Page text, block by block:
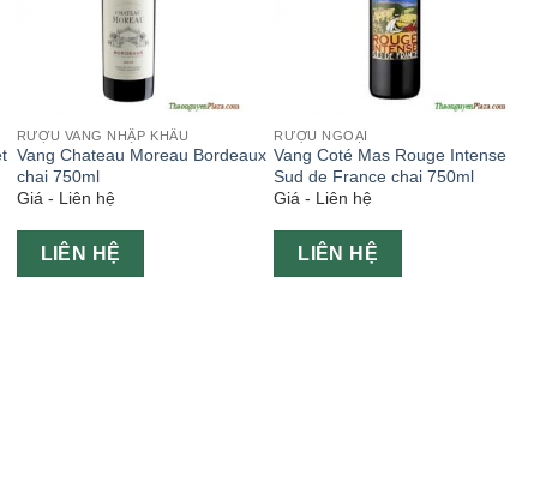
RƯỢU VANG NHẬP KHẨU
Vang Chateau Moreau Bordeaux
chai 750ml
Giá - Liên hệ
LIÊN HỆ
RƯỢU NGOẠI
Vang Coté Mas Rouge Intense
Sud de France chai 750ml
Giá - Liên hệ
LIÊN HỆ